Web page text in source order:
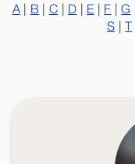
A B C D E F |G
S |T